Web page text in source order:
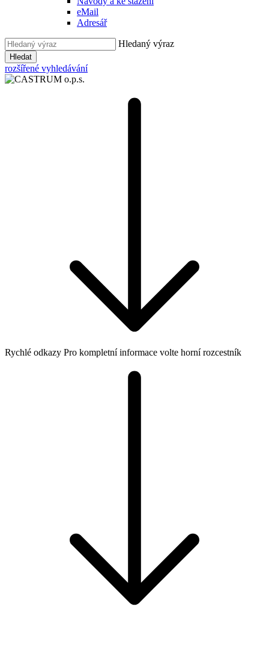
eMail
Adresář
Hledaný výraz
Hledat
rozšířené vyhledávání
Rychlé odkazy Pro kompletní informace volte horní rozcestník